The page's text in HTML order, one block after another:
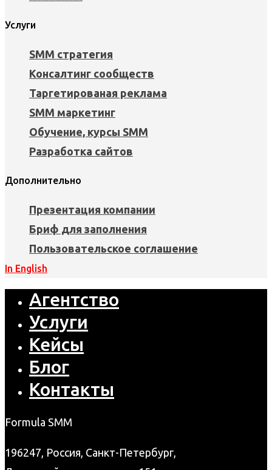
Услуги
SMM стратегия
Консалтинг сообществ
Таргетированая реклама
SMM маркетинг
Обучение, курсы SMM
Разработка сайтов
Дополнительно
Презентация компании
Бриф для заполнения
Пользовательское соглашение
In English
Агентство
Услуги
Кейсы
Блог
Контакты
Formula SMM
196247, Россия, Санкт-Петербург,